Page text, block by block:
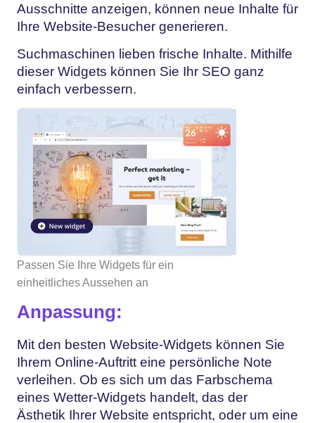
Ausschnitte anzeigen, können neue Inhalte für
Ihre Website-Besucher generieren.
Suchmaschinen lieben frische Inhalte. Mithilfe
dieser Widgets können Sie Ihr SEO ganz
einfach verbessern.
Passen Sie Ihre Widgets für ein
einheitliches Aussehen an
Anpassung:
Mit den besten Website-Widgets können Sie
Ihrem Online-Auftritt eine persönliche Note
verleihen. Ob es sich um das Farbschema
eines Wetter-Widgets handelt, das der
Ästhetik Ihrer Website entspricht, oder um eine